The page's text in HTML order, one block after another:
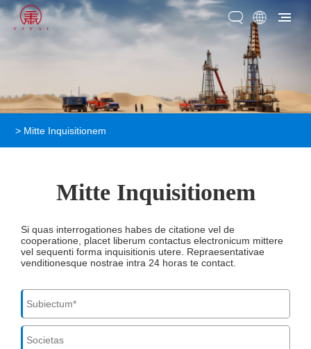
> Mitte Inquisitionem
Mitte Inquisitionem
Si quas interrogationes habes de citatione vel de
cooperatione, placet liberum contactus electronicum mittere
vel sequenti forma inquisitionis utere. Repraesentativae
venditionesque nostrae intra 24 horas te contact.